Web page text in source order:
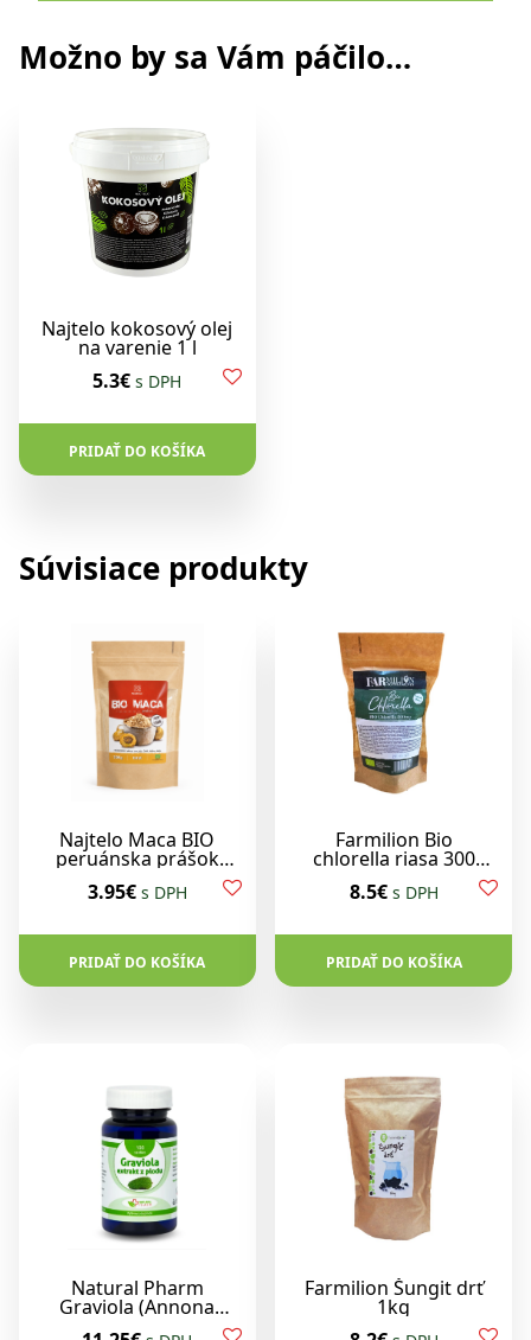
Možno by sa Vám páčilo…
Najtelo kokosový olej
na varenie 1 l
5.3€ s DPH
PRIDAŤ DO KOŠÍKA
Súvisiace produkty
Najtelo Maca BIO
peruánska prášok
200g
3.95€ s DPH
PRIDAŤ DO KOŠÍKA
Farmilion Bio
chlorella riasa 300
tabliet (150g)
8.5€ s DPH
PRIDAŤ DO KOŠÍKA
Natural Pharm
Graviola (Annona
Muricata) 100 tabliet
Farmilion Šungit drť
1kg